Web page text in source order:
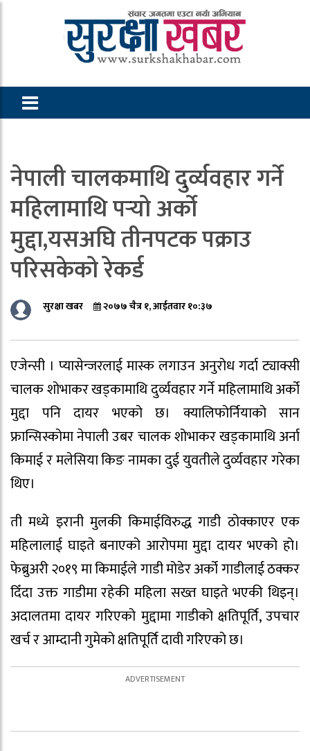
नेपाली चालकमाथि दुर्व्यवहार गर्ने
महिलामाथि पर्‍यो अर्को
मुद्दा,यसअघि तीनपटक पक्राउ
परिसकेको रेकर्ड
सुरक्षा खबर २०७७ चैत्र १, आईतवार १०:३७
एजेन्सी । प्यासेन्जरलाई मास्क लगाउन अनुरोध गर्दा ट्याक्सी
चालक शोभाकर खड्कामाथि दुर्व्यवहार गर्ने महिलामाथि अर्को
मुद्दा पनि दायर भएको छ। क्यालिफोर्नियाको सान
फ्रान्सिस्कोमा नेपाली उबर चालक शोभाकर खड्कामाथि अर्ना
किमाई र मलेसिया किङ नामका दुई युवतीले दुर्व्यवहार गरेका
थिए।
ती मध्ये इरानी मुलकी किमाईविरुद्ध गाडी ठोक्काएर एक
महिलालाई घाइते बनाएको आरोपमा मुद्दा दायर भएको हो।
फेब्रुअरी २०१९ मा किमाईले गाडी मोडेर अर्को गाडीलाई ठक्कर
दिँदा उक्त गाडीमा रहेकी महिला सख्त घाइते भएकी थिइन्।
अदालतमा दायर गरिएको मुद्दामा गाडीको क्षतिपूर्ति, उपचार
खर्च र आम्दानी गुमेको क्षतिपूर्ति दावी गरिएको छ।